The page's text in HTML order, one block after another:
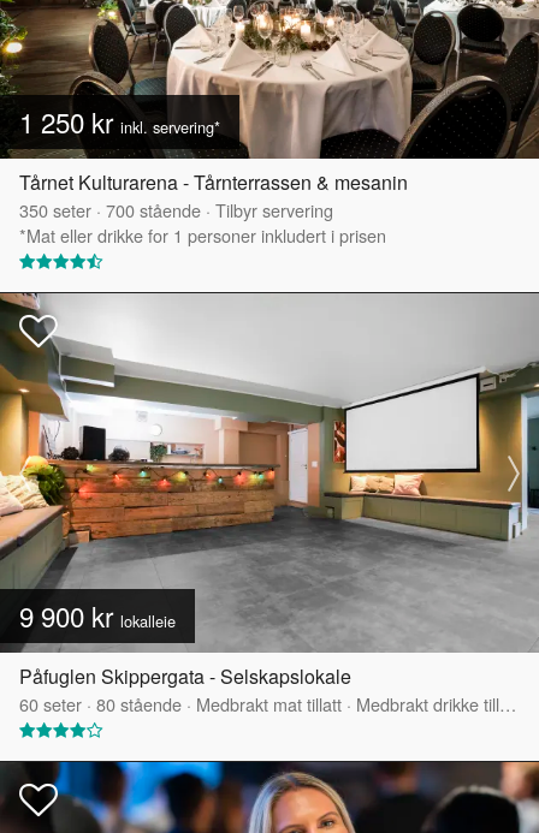
1 250 kr inkl. servering*
Tårnet Kulturarena - Tårnterrassen & mesanin
350seter · 700stående · Tilbyr servering
*Mat eller drikke for 1 personer inkludert i prisen
9 900 kr lokalleie
Påfuglen Skippergata - Selskapslokale
60seter · 80stående · Medbrakt mat tillatt · Medbrakt drikke tillatt